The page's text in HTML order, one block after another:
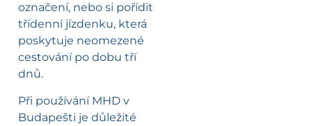
označení, nebo si pořídit
třídenní jízdenku, která
poskytuje neomezené
cestování po dobu tří
dnů.
Při používání MHD v
Budapešti je důležité